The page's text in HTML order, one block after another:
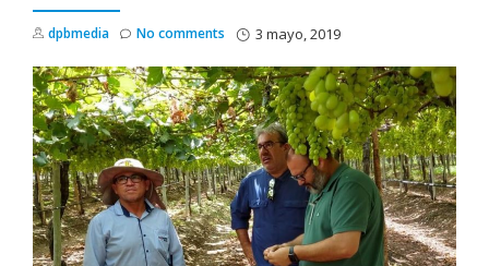
dpbmedia 3 mayo, 2019
No comments